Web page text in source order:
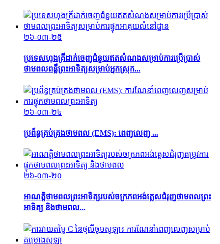
២៦-០៣-២៥
ប្រទេសហុងគ្រីដាក់ចេញជំនួយឥតសំណងសម្រាប់ការប្រើប្រាស់
ថាមពលពន្លឺព្រះអាទិត្យសម្រាប់អ្នកស្រុក...
២៦-០៣-២៤
ប្រព័ន្ធគ្រប់គ្រងថាមពល (EMS): ពេញលេញ ...
២៦-០៣-២០
អាណត្តិថាមពលព្រះអាទិត្យរបស់ចក្រភពអង់គ្លេសជំរុញថាមពលព្រះ
អាទិត្យ និងថាមពល...